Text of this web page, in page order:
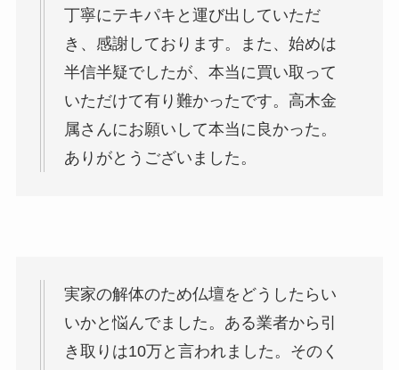
丁寧にテキパキと運び出していただ
き、感謝しております。また、始めは
半信半疑でしたが、本当に買い取って
いただけて有り難かったです。高木金
属さんにお願いして本当に良かった。
ありがとうございました。
実家の解体のため仏壇をどうしたらい
いかと悩んでました。ある業者から引
き取りは10万と言われました。そのく